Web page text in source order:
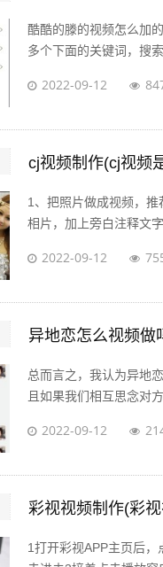
酷酷的滕的视频怎么加
多个下面的关键词，搜索
2022-09-12
cj视频制作(cj视频
1、把照片做成视频，
相片，加上旁白注释文
2022-09-12
异地恋怎么视频做
总而言之，我认为异地
且如果我们相互思念对
2022-09-12
彩视视频制作(彩
1打开彩视APP主页后